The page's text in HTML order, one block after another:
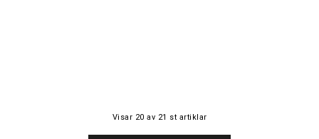
Visar 20 av 21 st artiklar